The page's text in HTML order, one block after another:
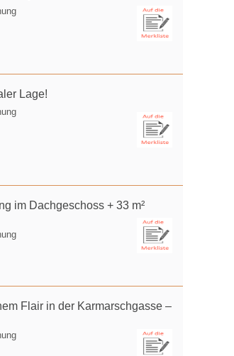
Lage!
im Dachgeschoss + 33 m²
Flair in der Karmarschgasse –